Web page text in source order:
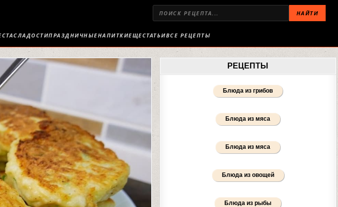
НАЙТИ
СЛАДОСТИПРАЗДНИЧНЫЕНАПИТКИЕЩЕСТАТЬИВСЕ РЕЦЕПТЫ
РЕЦЕПТЫ
Блюда из грибов
Блюда из мяса
Блюда из мяса
Блюда из овощей
Блюда из рыбы